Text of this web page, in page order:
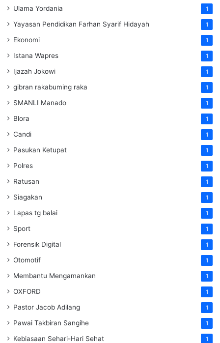
Ulama Yordania 1
Yayasan Pendidikan Farhan Syarif Hidayah 1
Ekonomi 1
Istana Wapres 1
Ijazah Jokowi 1
gibran rakabuming raka 1
SMANLI Manado 1
Blora 1
Candi 1
Pasukan Ketupat 1
Polres 1
Ratusan 1
Siagakan 1
Lapas tg balai 1
Sport 1
Forensik Digital 1
Otomotif 1
Membantu Mengamankan 1
OXFORD 1
Pastor Jacob Adilang 1
Pawai Takbiran Sangihe 1
Kebiasaan Sehari-Hari Sehat 1